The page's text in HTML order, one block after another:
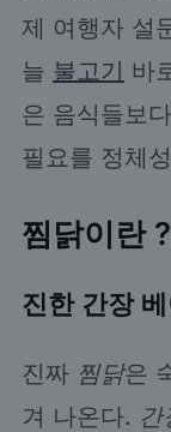
제 여행자 설
늘 불고기 바
은 음식들보
필요를 정체
찜닭이란 ?
진한 간장
진짜 찜닭은
겨 나온다. 간